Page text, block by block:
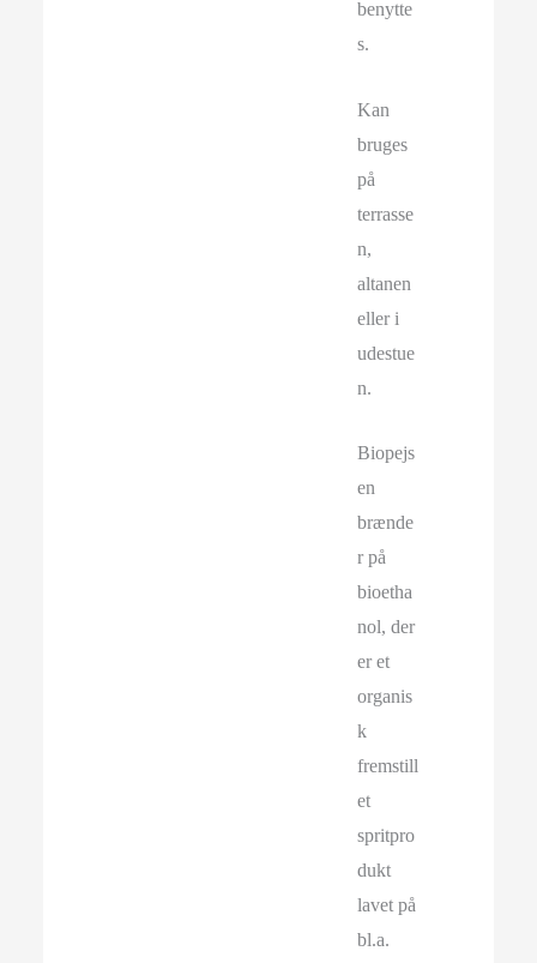
benytte
s.
Kan
bruges
på
terrasse
n,
altanen
eller i
udestue
n.
Biopejs
en
brænde
r på
bioetha
nol, der
er et
organis
k
fremstill
et
spritpro
dukt
lavet på
bl.a.